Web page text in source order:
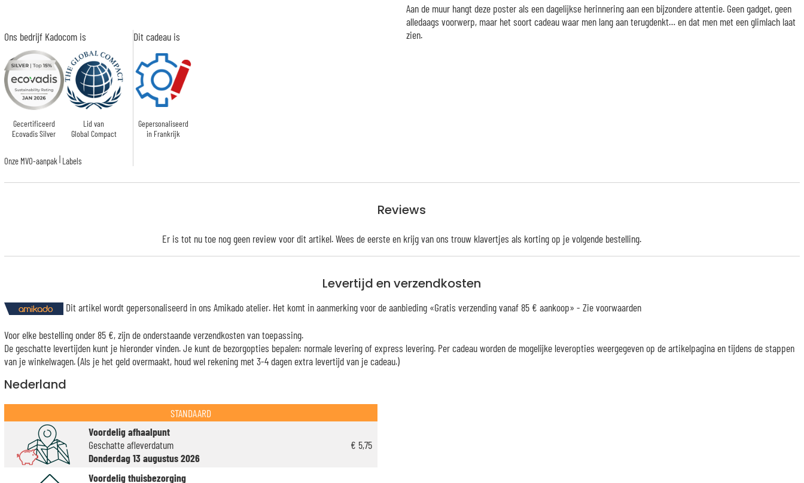
Ons bedrijf Kadocom is
Gecertificeerd
Ecovadis Silver
Lid van
Global Compact
Onze MVO-aanpak Labels
Dit cadeau is
Gepersonaliseerd
in Frankrijk
Aan de muur hangt deze poster als een dagelijkse herinnering aan een bijzondere attentie. Geen gadget, geen
alledaags voorwerp, maar het soort cadeau waar men lang aan terugdenkt… en dat men met een glimlach laat
zien.
Reviews
Er is tot nu toe nog geen review voor dit artikel. Wees de eerste en krijg van ons trouw klavertjes als korting op je volgende bestelling.
Levertijd en verzendkosten
Dit artikel wordt gepersonaliseerd in ons Amikado atelier. Het komt in aanmerking voor de aanbieding «Gratis verzending vanaf 85 € aankoop» - Zie voorwaarden
Voor elke bestelling onder 85 €, zijn de onderstaande verzendkosten van toepassing.
De geschatte levertijden kunt je hieronder vinden. Je kunt de bezorgopties bepalen: normale levering of express levering. Per cadeau worden de mogelijke leveropties weergegeven op de artikelpagina en tijdens de stappen
van je winkelwagen. (Als je het geld overmaakt, houd wel rekening met 3-4 dagen extra levertijd van je cadeau.)
Nederland
STANDAARD
Voordelig afhaalpunt
Geschatte afleverdatum
Donderdag 13 augustus 2026
€ 5,75
Voordelig thuisbezorging